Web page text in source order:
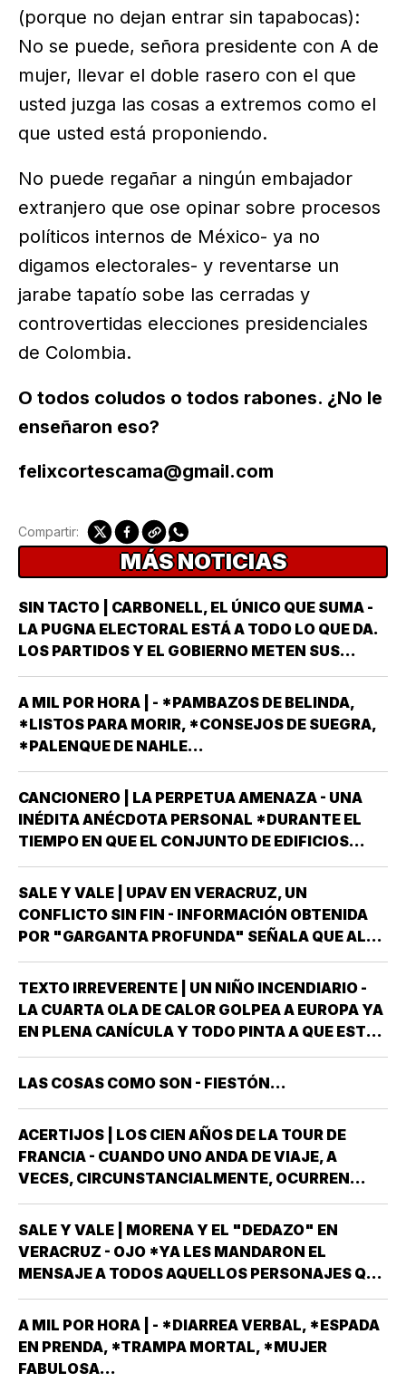
(porque no dejan entrar sin tapabocas):
No se puede, señora presidente con A de
mujer, llevar el doble rasero con el que
usted juzga las cosas a extremos como el
que usted está proponiendo.
No puede regañar a ningún embajador
extranjero que ose opinar sobre procesos
políticos internos de México- ya no
digamos electorales- y reventarse un
jarabe tapatío sobe las cerradas y
controvertidas elecciones presidenciales
de Colombia.
O todos coludos o todos rabones. ¿No le
enseñaron eso?
felixcortescama@gmail.com
Compartir:
MÁS NOTICIAS
SIN TACTO | CARBONELL, EL ÚNICO QUE SUMA -
LA PUGNA ELECTORAL ESTÁ A TODO LO QUE DA.
LOS PARTIDOS Y EL GOBIERNO METEN SUS
ARMAS MÁS AFILADAS CON LA VISTA PUESTA EN
LA JORNADA DEL DOMINGO 6 DE JUNIO DEL AÑO
ENTRANTE *EL PROCESO ELECTORAL PARA
ELEGIR…
A MIL POR HORA | - *PAMBAZOS DE BELINDA,
*LISTOS PARA MORIR, *CONSEJOS DE SUEGRA,
*PALENQUE DE NAHLE...
CANCIONERO | LA PERPETUA AMENAZA - UNA
INÉDITA ANÉCDOTA PERSONAL *DURANTE EL
TIEMPO EN QUE EL CONJUNTO DE EDIFICIOS
LLAMADO LOS PINOS FUE RESIDENCIA OFICIAL
DEL PRESIDENTE DE MÉXICO, ESTUVE AHÍ
SOLAMENTE CUATRO VECES, TRES DE ELLAS EN
CALIDAD DE…
SALE Y VALE | UPAV EN VERACRUZ, UN
CONFLICTO SIN FIN - INFORMACIÓN OBTENIDA
POR "GARGANTA PROFUNDA" SEÑALA QUE AL
GOBIERNO DEL ESTADO *ESTÁ A PUNTO DE
"REVENTARLE" EL TEMA DE LA UNIVERSIDAD
POPULAR AUTÓNOMA DE VERACRUZ (UPAV) EN
LAS MANOS *Y NO ES…
TEXTO IRREVERENTE | UN NIÑO INCENDIARIO -
LA CUARTA OLA DE CALOR GOLPEA A EUROPA YA
EN PLENA CANÍCULA Y TODO PINTA A QUE ESTE
2026 SE UBICARÁ COMO EL PEOR DE LA HISTORIA
EN CUANTO A GOLPES CLIMÁTICOS *UNA OLA
LAS COSAS COMO SON - FIESTÓN...
ACERTIJOS | LOS CIEN AÑOS DE LA TOUR DE
FRANCIA - CUANDO UNO ANDA DE VIAJE, A
VECES, CIRCUNSTANCIALMENTE, OCURREN
COSAS QUE NO LLEVABAS PLANEADA *ME HAN
OCURRIDO ALGUNAS OCASIONES *AHORA
REMEMORO ESTA PORQUE TENEMOS A UN
MEXICANO EN EL TOP TEN DE…
SALE Y VALE | MORENA Y EL "DEDAZO" EN
VERACRUZ - OJO *YA LES MANDARON EL
MENSAJE A TODOS AQUELLOS PERSONAJES QUE
ASPIRAN A SER CANDIDATOS A DIPUTADOS
LOCALES, EN ALGUNO DE LOS 30 DISTRITOS QUE
HAY EN VERACRUZ POR EL PARTIDO MORENA,
DESPUÉS QUE NO…
A MIL POR HORA | - *DIARREA VERBAL, *ESPADA
EN PRENDA, *TRAMPA MORTAL, *MUJER
FABULOSA...